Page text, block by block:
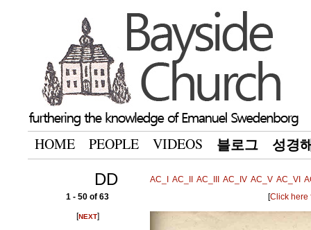
HOME PEOPLE VIDEOS 블로그 성경
DD AC_I AC_II AC_III AC_IV AC_V AC_VI
1 - 50 of 63
[NEXT]
[Click here